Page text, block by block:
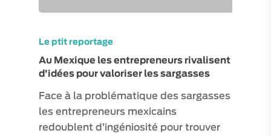
Le ptit reportage
Au Mexique les entrepreneurs rivalisent
d’idées pour valoriser les sargasses
Face à la problématique des sargasses
les entrepreneurs mexicains
redoublent d’ingéniosité pour trouver